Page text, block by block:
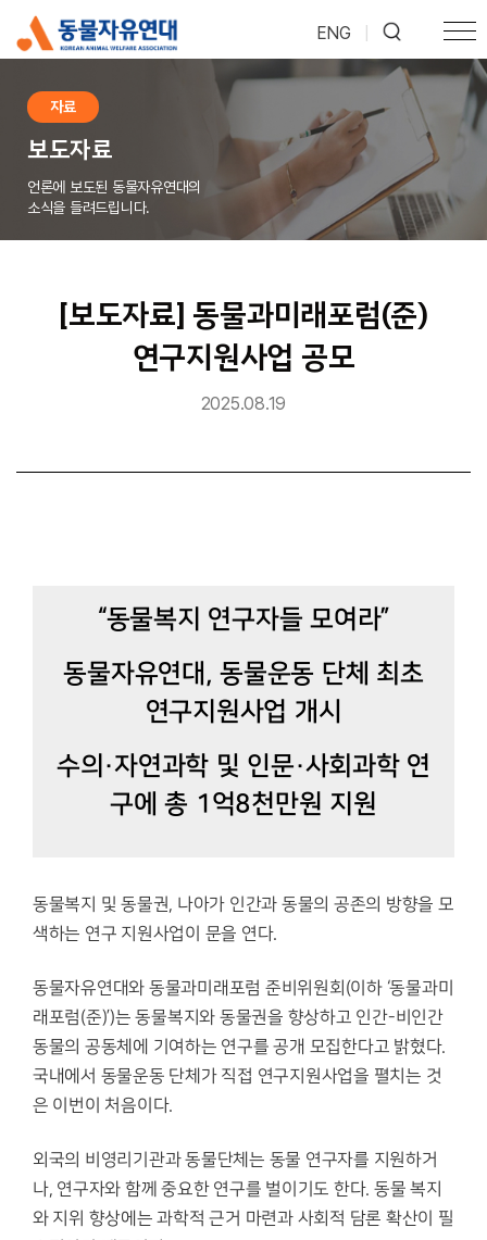
ENG
자료
보도자료
언론에 보도된 동물자유연대의
소식을 들려드립니다.
[보도자료] 동물과미래포럼(준)
연구지원사업 공모
2025.08.19
“동물복지 연구자들 모여라”
동물자유연대, 동물운동 단체 최초
연구지원사업 개시
수의·자연과학 및 인문·사회과학 연
구에 총 1억8천만원 지원
동물복지 및 동물권, 나아가 인간과 동물의 공존의 방향을 모
색하는 연구 지원사업이 문을 연다.
동물자유연대와 동물과미래포럼 준비위원회(이하 ‘동물과미
래포럼(준)’)는 동물복지와 동물권을 향상하고 인간-비인간
동물의 공동체에 기여하는 연구를 공개 모집한다고 밝혔다.
국내에서 동물운동 단체가 직접 연구지원사업을 펼치는 것
은 이번이 처음이다.
외국의 비영리기관과 동물단체는 동물 연구자를 지원하거
나, 연구자와 함께 중요한 연구를 벌이기도 한다. 동물 복지
와 지위 향상에는 과학적 근거 마련과 사회적 담론 확산이 필